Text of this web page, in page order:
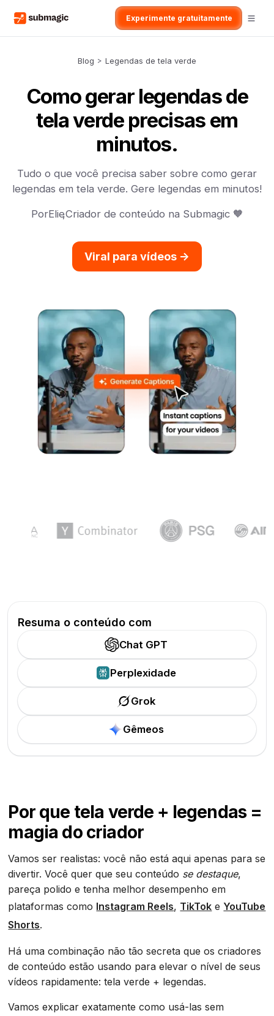
Experimente gratuitamente
Blog > Legendas de tela verde
Como gerar legendas de
tela verde precisas em
minutos.
Tudo o que você precisa saber sobre como gerar
legendas em tela verde. Gere legendas em minutos!
PorElie,Criador de conteúdo na Submagic 🧡
Viral para vídeos ->
Resuma o conteúdo com
Chat GPT
Perplexidade
Grok
Gêmeos
Por que tela verde + legendas =
magia do criador
Vamos ser realistas: você não está aqui apenas para se
divertir. Você quer que seu conteúdo se destaque,
pareça polido e tenha melhor desempenho em
plataformas como Instagram Reels, TikTok e YouTube
Shorts.
Há uma combinação não tão secreta que os criadores
de conteúdo estão usando para elevar o nível de seus
vídeos rapidamente: tela verde + legendas.
Vamos explicar exatamente como usá-las sem